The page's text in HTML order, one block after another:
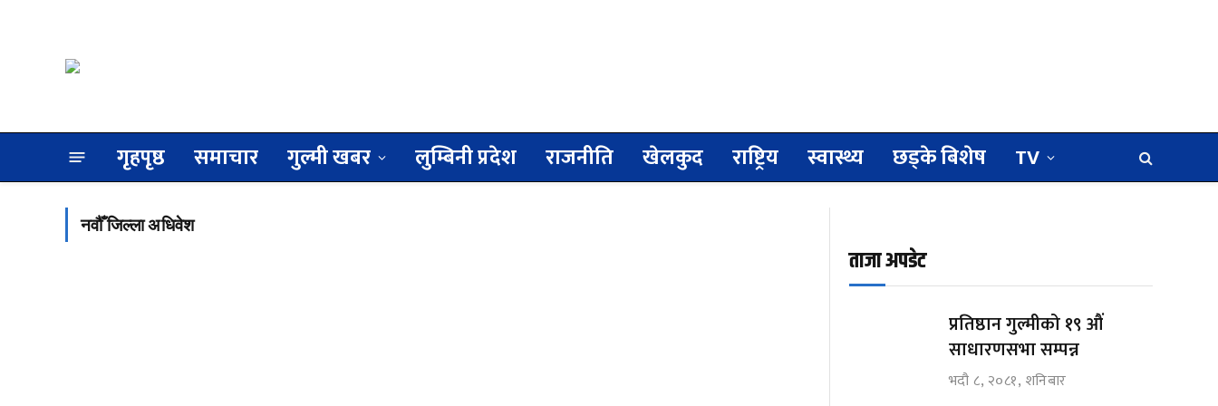
गृहपृष्ठ समाचार गुल्मी खबर लुम्बिनी प्रदेश राजनीति खेलकुद राष्ट्रिय स्वास्थ्य छड्के बिशेष TV
नवौँ जिल्ला अधिवेश
ताजा अपडेट
प्रतिष्ठान गुल्मीको १९ औं
साधारणसभा सम्पन्न
भदौ ८, २०८१, शनिबार